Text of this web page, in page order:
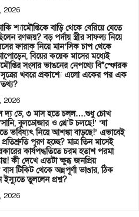
2026
শ্যামৌপ্তিকে বাড়ি থেকে বেরিয়ে যেতে
রণজয়? বড় পর্দায় স্ত্রীর সাফল্য নিয়ে
ফারাক নিয়ে মান’সিক চাপ থেকে
বিয়ের কয়েক মাসের মধ্যেই
সংসার ভাঙনের নেপথ্যে বি*স্ফোরক
খবরে প্রকাশ্যে এলো একের পর এক
তথ্য?
2026
দ্য ডে, ৩ মাস হতে চলল….শুধু চোখ
বুলডোজার ও থ্রে’ট চলছে!’ ‘যা
ভবিষ্যৎ নিয়ে আশঙ্কা বাড়ছে!’ এভাবেই
পূরণ হচ্ছে? মাত্র তিন মাসেই
কার্যপদ্ধতিতে চরম হতাশ পরমা
কী দেখে এতটা ক্ষুব্ধ জনপ্রিয়
বাস টিকিট থেকে অন্নপূর্ণা ভাণ্ডার, ঠিক
তুললেন প্রশ্ন?
2026